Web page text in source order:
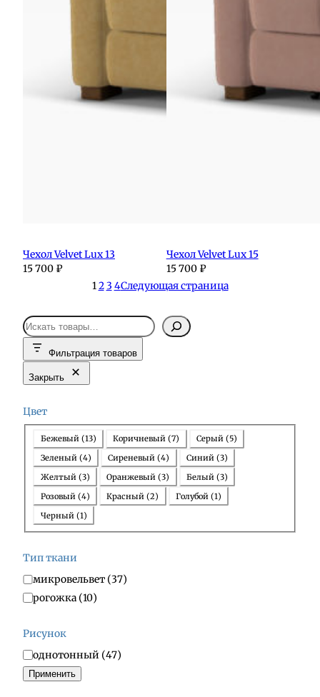
Чехол Velvet Lux 13
15 700 ₽
Чехол Velvet Lux 15
15 700 ₽
123 4Следующая страница
П
о
и
Фильтрация товаров
Закрыть
Цвет
е
т
Бежевый (13) Коричневый(7) Серый (5)
Зеленый (4) Сиреневый(4) Синий (3)
Желтый (3) Оранжевый(3) Белый (3)
Розовый (4) Красный(2) Голубой (1)
Черный (1)
Тип ткани
Т
и
т
к
а
н
микровельвет (37)
рогожка (10)
Рисунок
Р
и
однотонный (47)
Применить